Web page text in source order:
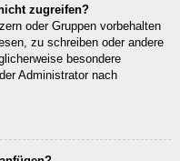
zugreifen?
oder Gruppen vorbehalten
zu schreiben oder andere
besondere
Administrator nach